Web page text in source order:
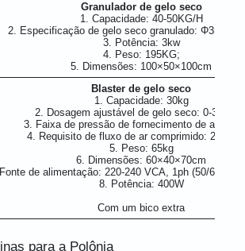
Granulador de gelo seco
1. Capacidade: 40-50KG/H
2. Especificação de gelo seco granulado: Φ3mm-
3. Potência: 3kw
4. Peso: 195KG;
5. Dimensões: 100×50×100cm
Blaster de gelo seco
1. Capacidade: 30kg
2. Dosagem ajustável de gelo seco: 0-3kg/
3. Faixa de pressão de fornecimento de ar: 5-
4. Requisito de fluxo de ar comprimido: 2-3m³/
5. Peso: 65kg
6. Dimensões: 60×40×70cm
de alimentação: 220-240 VCA, 1ph (50/60
8. Potência: 400W
Com um bico extra
para a Polônia